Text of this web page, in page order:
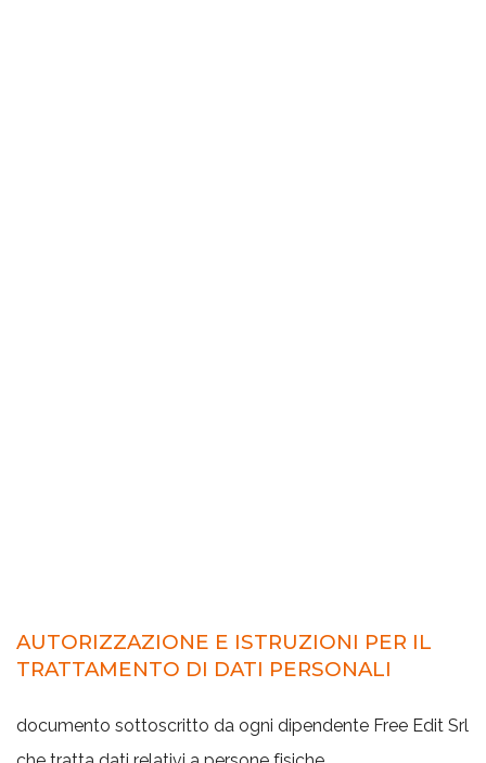
AUTORIZZAZIONE E ISTRUZIONI PER IL
TRATTAMENTO DI DATI PERSONALI
documento sottoscritto da ogni dipendente Free Edit Srl